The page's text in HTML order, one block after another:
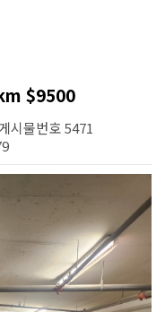
$9500
물번호 5471